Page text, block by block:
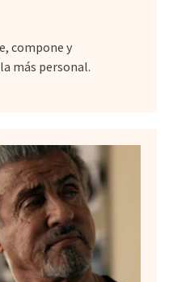
compone y
más personal.